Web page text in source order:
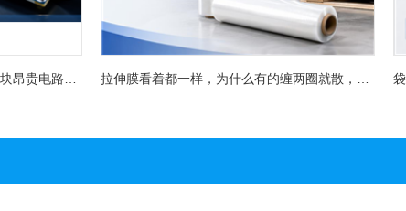
一只银灰色袋子，为什么能救下一块昂贵电路板？屏蔽袋没你想得那么简单 拉伸膜看着都一样，为什么有的缠两圈就散，有的能稳稳扛过长途运输？